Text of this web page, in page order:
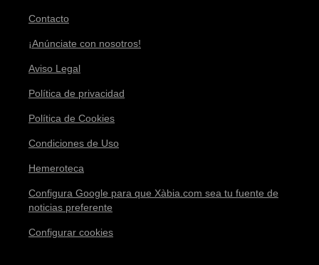
Contacto
¡Anúnciate con nosotros!
Aviso Legal
Política de privacidad
Política de Cookies
Condiciones de Uso
Hemeroteca
Configura Google para que Xàbia.com sea tu fuente de
noticias preferente
Configurar cookies